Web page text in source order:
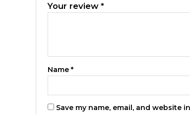
Your review*
Name*
Save my name, email, and website